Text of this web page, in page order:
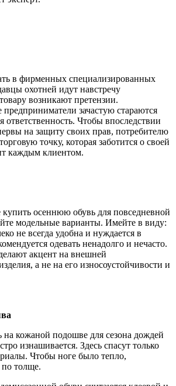
в фирменных специализированных
охотней идут навстречу
возникают претензии.
зачастую стараются
ответственность. Чтобы впоследствии
на защиту своих прав, потребителю
точку, которая заботится о своей
каждым клиентом.
осеннюю обувь для повседневной
модельные варианты. Имейте в виду:
не всегда удобна и нуждается в
одевать ненадолго и нечасто.
акцент на внешней
а не на его износоустойчивости и
на кожаной подошве для сезона дождей
изнашивается. Здесь спасут только
Чтобы ноге было тепло,
толще.